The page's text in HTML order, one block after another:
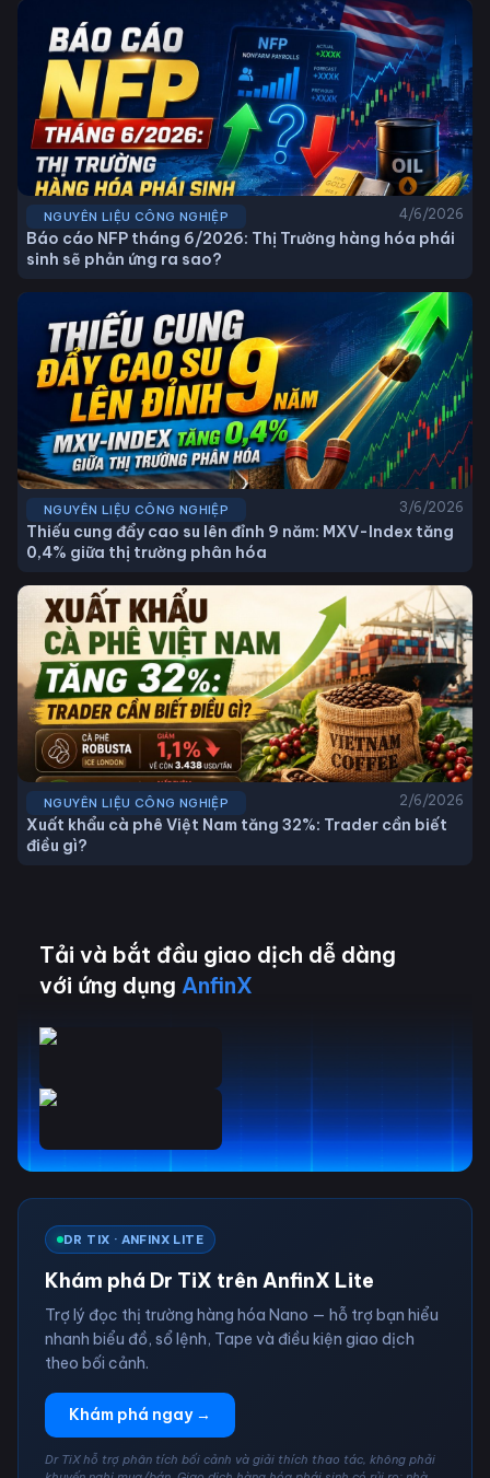
NGUYÊN LIỆU CÔNG NGHIỆP 4/6/2026
Báo cáo NFP tháng 6/2026: Thị Trường hàng hóa phái
sinh sẽ phản ứng ra sao?
NGUYÊN LIỆU CÔNG NGHIỆP 3/6/2026
Thiếu cung đẩy cao su lên đỉnh 9 năm: MXV-Index tăng
0,4% giữa thị trường phân hóa
NGUYÊN LIỆU CÔNG NGHIỆP 2/6/2026
Xuất khẩu cà phê Việt Nam tăng 32%: Trader cần biết
điều gì?
Tải và bắt đầu giao dịch dễ dàng
với ứng dụng AnfinX
DR TIX · ANFINX LITE
Khám phá Dr TiX trên AnfinX Lite
Trợ lý đọc thị trường hàng hóa Nano — hỗ trợ bạn hiểu
nhanh biểu đồ, sổ lệnh, Tape và điều kiện giao dịch
theo bối cảnh.
Khám phá ngay →
Dr TiX hỗ trợ phân tích bối cảnh và giải thích thao tác, không phải